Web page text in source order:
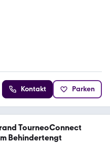
Kontakt Parken
TourneoConnect
Behindertengt